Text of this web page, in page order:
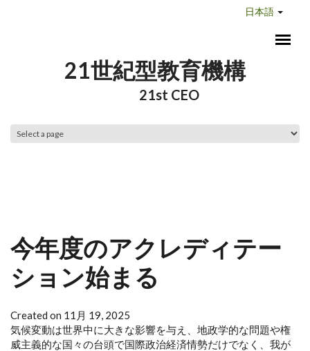
日本語
21世紀型教育機構
21st CEO
今年度のアクレディテー
ション始まる
Created on 11月 19, 2025
気候変動は世界中に大きな影響を与え、地政学的な問題や権
威主義的な国々の台頭で国際政治経済情勢だけでなく、我が